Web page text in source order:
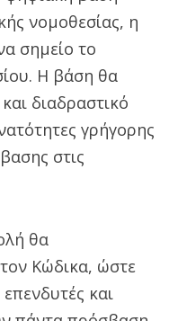
νομοθεσίας, η
σημείο το
Η βάση θα
διαδραστικό
γρήγορης
στις
θα
Κώδικα, ώστε
και